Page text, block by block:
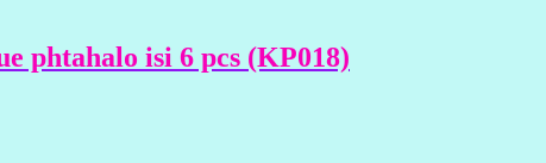
phtahalo isi 6 pcs (KP018)